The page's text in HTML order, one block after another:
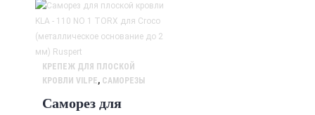
КРЕПЕЖ ДЛЯ ПЛОСКОЙ
КРОВЛИ VILPE, САМОРЕЗЫ
Саморез для